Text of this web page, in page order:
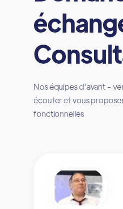
Nos équipes d'avant -
écouter et vous
fonctionnelles